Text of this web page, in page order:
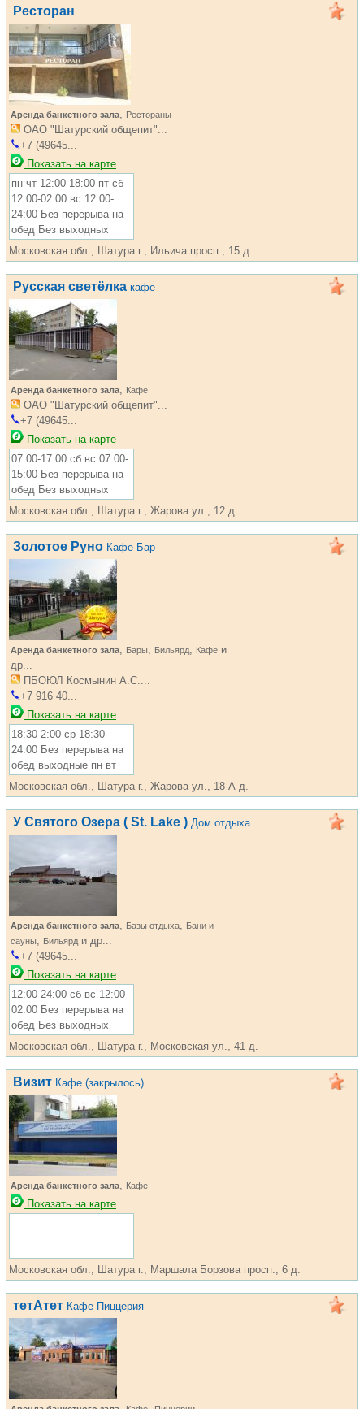
Ресторан
Аренда банкетного зала, Рестораны
ОАО "Шатурский общепит"...
+7 (49645...
Показать на карте
пн-чт 12:00-18:00 пт сб
12:00-02:00 вс 12:00-
24:00 Без перерыва на
обед Без выходных
Московская обл., Шатура г., Ильича просп., 15 д.
Русская светёлка кафе
Аренда банкетного зала, Кафе
ОАО "Шатурский общепит"...
+7 (49645...
Показать на карте
07:00-17:00 сб вс 07:00-
15:00 Без перерыва на
обед Без выходных
Московская обл., Шатура г., Жарова ул., 12 д.
Золотое Руно Кафе-Бар
Аренда банкетного зала, Бары, Бильярд, Кафе и
др...
ПБОЮЛ Космынин А.С....
+7 916 40...
Показать на карте
18:30-2:00 ср 18:30-
24:00 Без перерыва на
обед выходные пн вт
Московская обл., Шатура г., Жарова ул., 18-А д.
У Святого Озера ( St. Lake ) Дом отдыха
Аренда банкетного зала, Базы отдыха, Бани и
сауны, Бильярди др...
+7 (49645...
Показать на карте
12:00-24:00 сб вс 12:00-
02:00 Без перерыва на
обед Без выходных
Московская обл., Шатура г., Московская ул., 41 д.
Визит Кафе (закрылось)
Аренда банкетного зала, Кафе
Показать на карте
Московская обл., Шатура г., Маршала Борзова просп., 6 д.
тетАтет Кафе Пиццерия